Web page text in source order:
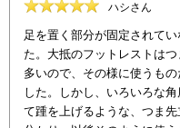
ハシさん
足を置く部分が固定されて
た。大抵のフットレストは
多いので、その様に使うも
した。しかし、いろいろな
て踵を上げるような、つま